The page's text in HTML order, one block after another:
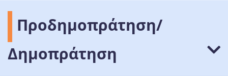
Προδημοπράτηση/
Δημοπράτηση